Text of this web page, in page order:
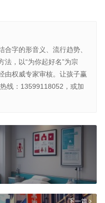
字的形音义、流行趋势、
法，以“为你起好名”为宗
由权威专家审核。让孩子赢
线：13599118052，或加
下一篇